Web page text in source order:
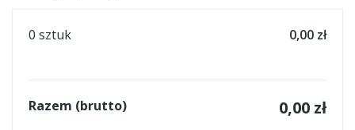
0 sztuk 0,00 zł
Razem (brutto) 0,00 zł